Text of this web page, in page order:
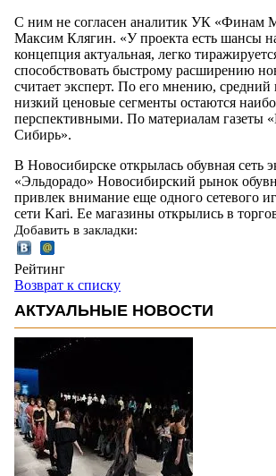
С ним не согласен аналитик УК «Финам
Максим Клягин. «У проекта есть шансы
концепция актуальная, легко
способствовать быстрому расширению
считает эксперт. По его мнению, средний
низкий ценовые сегменты остаются
перспективными. По материалам газеты
Сибирь».
В Новосибирске открылась обувная сеть
«Эльдорадо» Новосибирский рынок
привлек внимание еще одного сетевого
сети Kari. Ее магазины открылись в
Добавить в закладки:
Рейтинг
Возврат к списку
АКТУАЛЬНЫЕ НОВОСТИ